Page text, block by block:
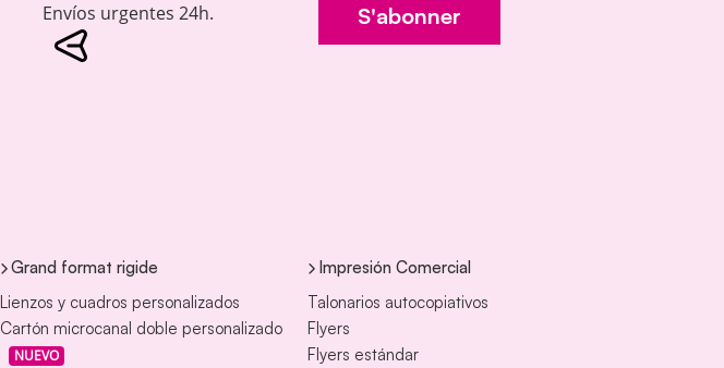
Envíos urgentes 24h. S'abonner
Grand format rigide
Lienzos y cuadros personalizados
Cartón microcanal doble personalizado
NUEVO
Impresión Comercial
Talonarios autocopiativos
Flyers
Flyers estándar